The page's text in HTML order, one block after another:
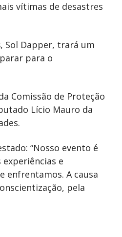
vítimas de desastres
, Sol Dapper, trará um
para o
Comissão de Proteção
Lício Mauro da
“Nosso evento é
e
enfrentamos. A causa
pela